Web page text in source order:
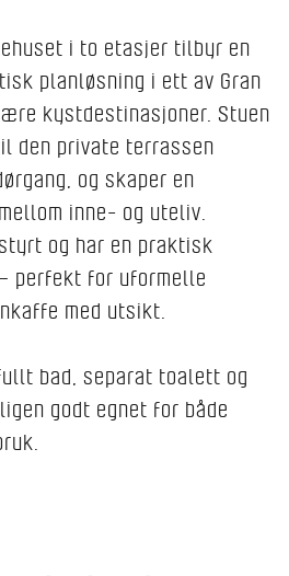
i to etasjer tilbyr en
planløsning i ett av Gran
kystdestinasjoner. Stuen
den private terrassen
og skaper en
inne- og uteliv.
og har en praktisk
perfekt for uformelle
med utsikt.
bad, separat toalett og
godt egnet for både